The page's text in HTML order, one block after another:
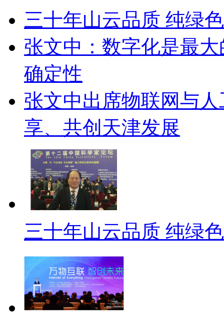
三十年山云品质 纯绿
张文中：数字化是最
确定性
张文中出席物联网与
享、共创天津发展
三十年山云品质 纯绿